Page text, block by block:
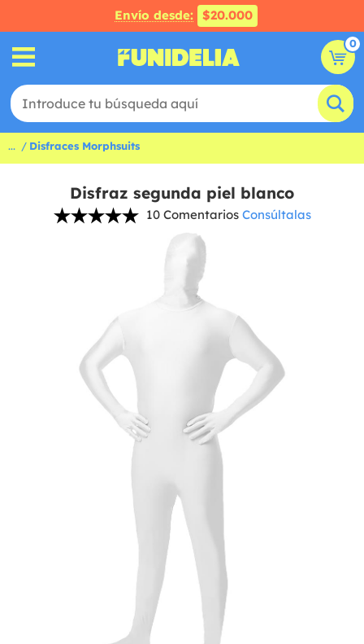
Envío desde: $20.000
0
... Disfraces Morphsuits
Disfraz segunda piel blanco
10 Comentarios Consúltalas